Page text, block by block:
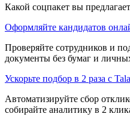
Какой соцпакет вы
Оформляйте кандидатов
Проверяйте сотрудников и
документы без бумаг и
Ускорьте подбор в 2 раза с
Автоматизируйте сбор
собирайте аналитику в 2